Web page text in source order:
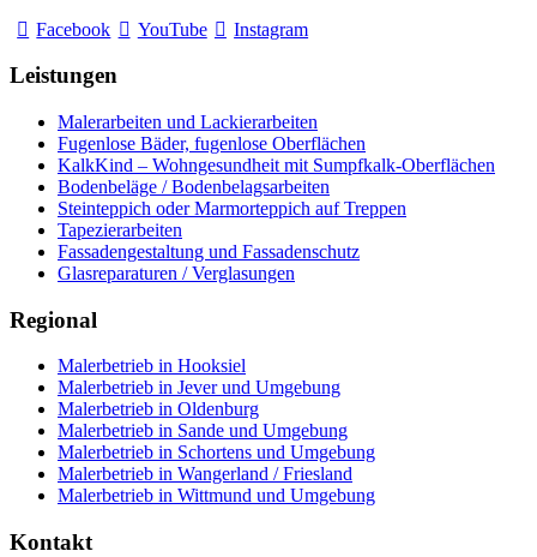
Facebook
YouTube Instagram
Leistungen
Malerarbeiten und Lackierarbeiten
Fugenlose Bäder, fugenlose Oberflächen
KalkKind – Wohngesundheit mit Sumpfkalk-Oberflächen
Bodenbeläge / Bodenbelagsarbeiten
Steinteppich oder Marmorteppich auf Treppen
Tapezierarbeiten
Fassadengestaltung und Fassadenschutz
Glasreparaturen / Verglasungen
Regional
Malerbetrieb in Hooksiel
Malerbetrieb in Jever und Umgebung
Malerbetrieb in Oldenburg
Malerbetrieb in Sande und Umgebung
Malerbetrieb in Schortens und Umgebung
Malerbetrieb in Wangerland / Friesland
Malerbetrieb in Wittmund und Umgebung
Kontakt